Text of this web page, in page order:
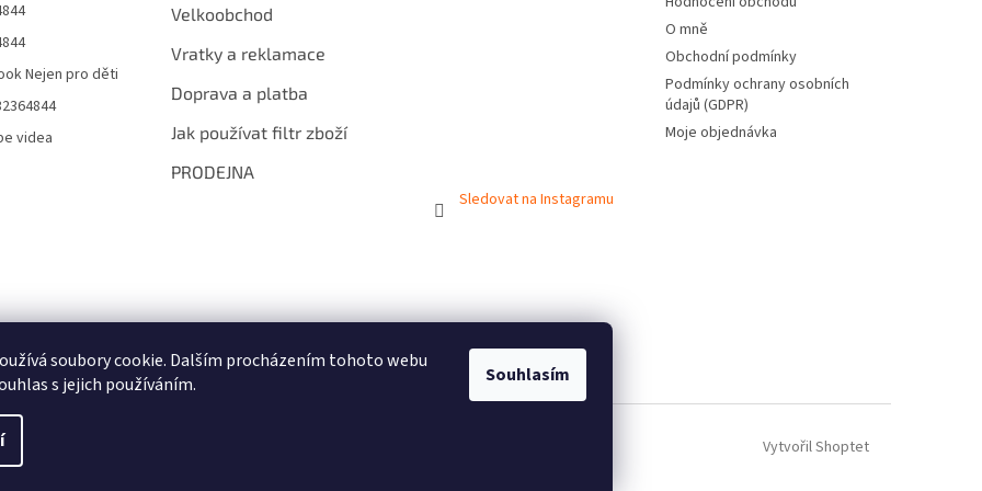
soubory cookie. Dalším procházením tohoto webu
s jejich používáním.
Souhlasím
Nejen pro děti
videa
Velkoobchod
Vratky a reklamace
Doprava a platba
Jak používat filtr zboží
PRODEJNA
Sledovat na Instagramu
O mně
Obchodní podmínky
Podmínky ochrany osobních
údajů (GDPR)
Moje objednávka
Vytvořil Shoptet